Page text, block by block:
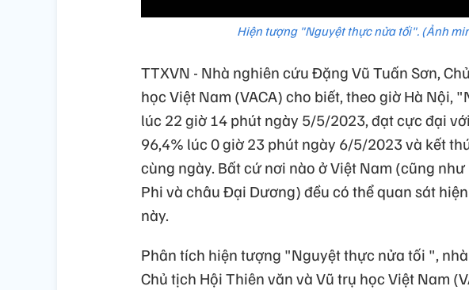
Hiện tượng "Nguyệt thực nửa tối". (Ảnh
TTXVN - Nhà nghiên cứu Đặng Vũ Tuấn Sơn,
học Việt Nam (VACA) cho biết, theo giờ Hà Nội,
lúc 22 giờ 14 phút ngày 5/5/2023, đạt cực đại
96,4% lúc 0 giờ 23 phút ngày 6/5/2023 và kết
cùng ngày. Bất cứ nơi nào ở Việt Nam (cũng
Phi và châu Đại Dương) đều có thể quan sát
này.
Phân tích hiện tượng "Nguyệt thực nửa tối ",
Chủ tịch Hội Thiên văn và Vũ trụ học Việt Nam